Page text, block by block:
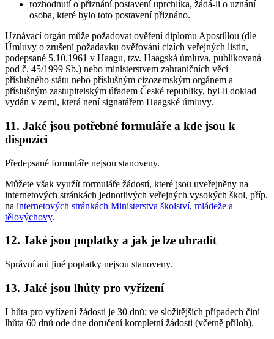
rozhodnutí o přiznání postavení uprchlíka, žádá-li o uznání
osoba, které bylo toto postavení přiznáno.
Uznávací orgán může požadovat ověření diplomu Apostillou (dle
Úmluvy o zrušení požadavku ověřování cizích veřejných listin,
podepsané 5.10.1961 v Haagu, tzv. Haagská úmluva, publikovaná
pod č. 45/1999 Sb.) nebo ministerstvem zahraničních věcí
příslušného státu nebo příslušným cizozemským orgánem a
příslušným zastupitelským úřadem České republiky, byl-li doklad
vydán v zemi, která není signatářem Haagské úmluvy.
11. Jaké jsou potřebné formuláře a kde jsou k
dispozici
Předepsané formuláře nejsou stanoveny.
Můžete však využít formuláře žádostí, které jsou uveřejněny na
internetových stránkách jednotlivých veřejných vysokých škol, příp.
na internetových stránkách Ministerstva školství, mládeže a
tělovýchovy.
12. Jaké jsou poplatky a jak je lze uhradit
Správní ani jiné poplatky nejsou stanoveny.
13. Jaké jsou lhůty pro vyřízení
Lhůta pro vyřízení žádosti je 30 dnů; ve složitějších případech činí
lhůta 60 dnů ode dne doručení kompletní žádosti (včetně příloh).